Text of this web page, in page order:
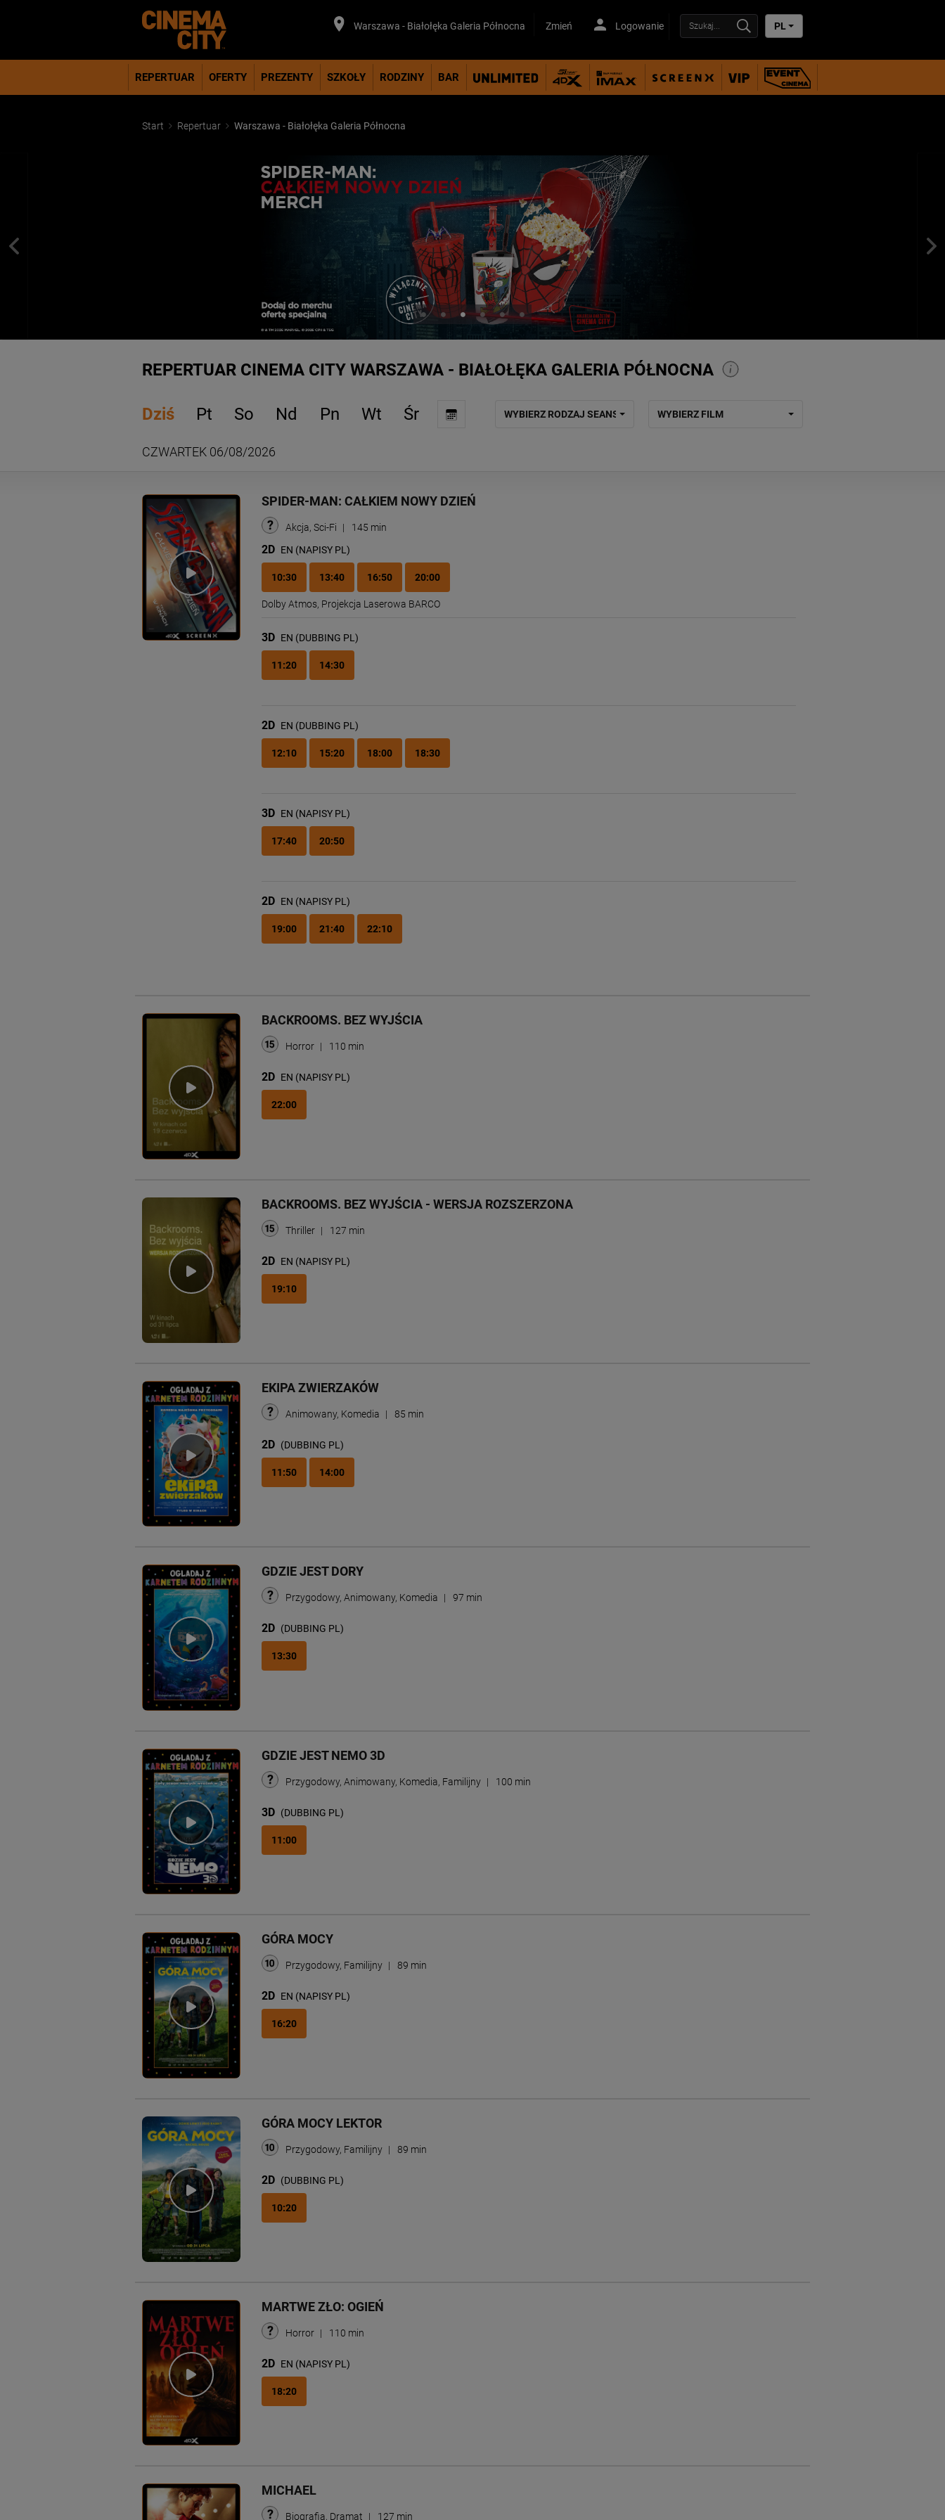
Warszawa - Białołęka Galeria Północna Zmień Logowanie PL
REPERTUAR OFERTY PREZENTY SZKOŁY RODZINY BAR
Start Repertuar Warszawa - Białołęka Galeria Północna
REPERTUAR CINEMA CITY WARSZAWA - BIAŁOŁĘKA GALERIA PÓŁNOCNA
Dziś Pt So Nd Pn Wt Śr
CZWARTEK 06/08/2026
WYBIERZ RODZAJ SEANSU WYBIERZ FILM
SPIDER-MAN: CAŁKIEM NOWY DZIEŃ
Akcja, Sci-Fi | 145 min
2D EN (NAPISY PL)
10:30 13:40 16:50 20:00
Dolby Atmos, Projekcja Laserowa BARCO
3D EN (DUBBING PL)
11:20 14:30
2D EN (DUBBING PL)
12:10 15:20 18:00 18:30
3D EN (NAPISY PL)
17:40 20:50
2D EN (NAPISY PL)
19:00 21:40 22:10
BACKROOMS. BEZ WYJŚCIA
Horror | 110 min
2D EN (NAPISY PL)
22:00
BACKROOMS. BEZ WYJŚCIA - WERSJA ROZSZERZONA
Thriller | 127 min
2D EN (NAPISY PL)
19:10
EKIPA ZWIERZAKÓW
Animowany, Komedia | 85 min
2D (DUBBING PL)
11:50 14:00
GDZIE JEST DORY
Przygodowy, Animowany, Komedia | 97 min
2D (DUBBING PL)
13:30
GDZIE JEST NEMO 3D
Przygodowy, Animowany, Komedia, Familijny | 100 min
3D (DUBBING PL)
11:00
GÓRA MOCY
Przygodowy, Familijny | 89 min
2D EN (NAPISY PL)
16:20
GÓRA MOCY LEKTOR
Przygodowy, Familijny | 89 min
2D (DUBBING PL)
10:20
MARTWE ZŁO: OGIEŃ
Horror | 110 min
2D EN (NAPISY PL)
18:20
MICHAEL
Biografia, Dramat | 127 min